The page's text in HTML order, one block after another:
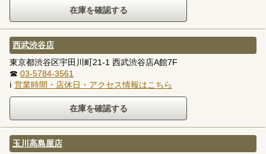
西武渋谷店
東京都渋谷区宇田川町21-1 西武渋谷店A館7F
☎ 03-5784-3561
ℹ 営業時間・店休日・アクセス情報はこちら
玉川高島屋店